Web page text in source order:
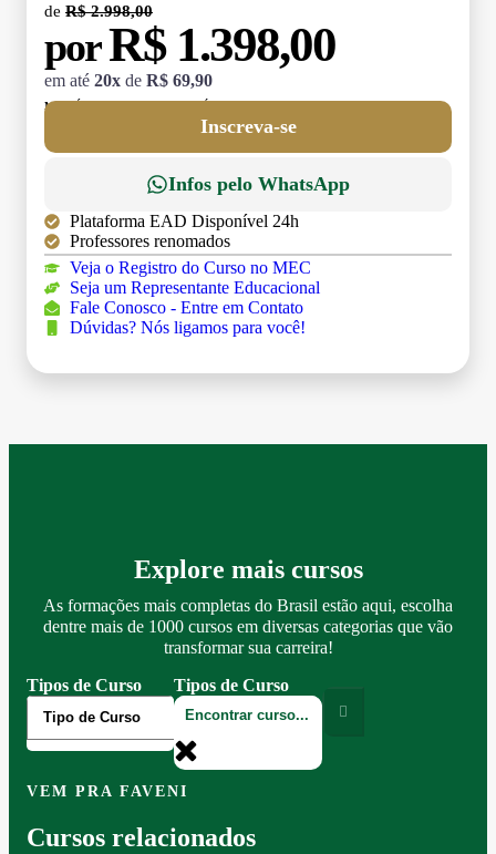
de R$ 2.998,00
porR$ 1.398,00
em até 20x de R$ 69,90
MATRÍCULA:
Inscreva-se
Infos pelo WhatsApp
Plataforma EAD Disponível 24h
Professores renomados
Veja o Registro do Curso no MEC
Seja um Representante Educacional
Fale Conosco - Entre em Contato
Dúvidas? Nós ligamos para você!
Explore mais cursos
As formações mais completas do Brasil estão aqui, escolha
dentre mais de 1000 cursos em diversas categorias que vão
transformar sua carreira!
Tipos de Curso
Tipos de Curso
VEM PRA FAVENI
Cursos relacionados